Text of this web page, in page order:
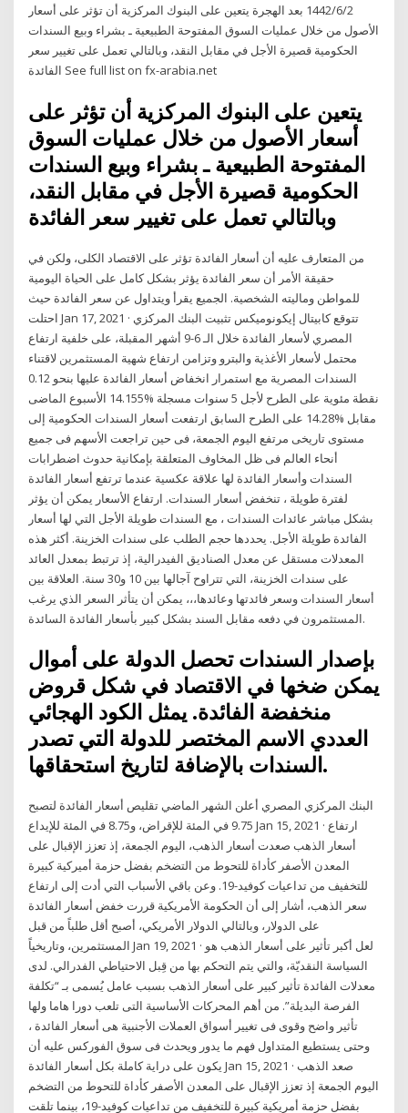
2‏‏/6‏‏/1442 بعد الهجرة يتعين على البنوك المركزية أن تؤثر على أسعار
الأصول من خلال عمليات السوق المفتوحة الطبيعية ـ بشراء وبيع السندات
الحكومية قصيرة الأجل في مقابل النقد، وبالتالي تعمل على تغيير سعر
الفائدة See full list on fx-arabia.net
يتعين على البنوك المركزية أن تؤثر على
أسعار الأصول من خلال عمليات السوق
المفتوحة الطبيعية ـ بشراء وبيع السندات
الحكومية قصيرة الأجل في مقابل النقد،
وبالتالي تعمل على تغيير سعر الفائدة
من المتعارف عليه أن أسعار الفائدة تؤثر على الاقتصاد الكلى، ولكن في
حقيقة الأمر أن سعر الفائدة يؤثر بشكل كامل على الحياة اليومية
للمواطن وماليته الشخصية. الجميع يقرأ ويتداول عن سعر الفائدة حيث
احتلت Jan 17, 2021 · تتوقع كابيتال إيكونوميكس تثبيت البنك المركزي
المصري لأسعار الفائدة خلال الـ 6-9 أشهر المقبلة، على خلفية ارتفاع
محتمل لأسعار الأغذية والبترو وتزامن ارتفاع شهية المستثمرين لاقتناء
السندات المصرية مع استمرار انخفاض أسعار الفائدة عليها بنحو 0.12
نقطة مئوية على الطرح لأجل 5 سنوات مسجلة %14.155 الأسبوع الماضى
مقابل %14.28 على الطرح السابق ارتفعت أسعار السندات الحكومية إلى
مستوى تاريخى مرتفع اليوم الجمعة، فى حين تراجعت الأسهم فى جميع
أنحاء العالم فى ظل المخاوف المتعلقة بإمكانية حدوث اضطرابات
السندات وأسعار الفائدة لها علاقة عكسية عندما ترتفع أسعار الفائدة
لفترة طويلة ، تنخفض أسعار السندات. ارتفاع الأسعار يمكن أن يؤثر
بشكل مباشر عائدات السندات ، مع السندات طويلة الأجل التي لها أسعار
الفائدة طويلة الأجل. يحددها حجم الطلب على سندات الخزينة. أكثر هذه
المعدلات مستقل عن معدل الصناديق الفيدرالية، إذ ترتبط بمعدل العائد
على سندات الخزينة، التي تتراوح آجالها بين 10 و30 سنة. العلاقة بين
أسعار السندات وسعر فائدتها وعائدها،،، يمكن أن يتأثر السعر الذي يرغب
المستثمرون في دفعه مقابل السند بشكل كبير بأسعار الفائدة السائدة.
بإصدار السندات تحصل الدولة على أموال
يمكن ضخها في الاقتصاد في شكل قروض
منخفضة الفائدة. يمثل الكود الهجائي
العددي الاسم المختصر للدولة التي تصدر
السندات بالإضافة لتاريخ استحقاقها.
البنك المركزي المصري أعلن الشهر الماضي تقليص أسعار الفائدة لتصبح
9.75 في المئة للإقراض، و8.75 في المئة للإيداع Jan 15, 2021 · ارتفاع
أسعار الذهب صعدت أسعار الذهب، اليوم الجمعة، إذ تعزز الإقبال على
المعدن الأصفر كأداة للتحوط من التضخم بفضل حزمة أميركية كبيرة
للتخفيف من تداعيات كوفيد-19. وعن باقي الأسباب التي أدت إلى ارتفاع
سعر الذهب، أشار إلى أن الحكومة الأمريكية قررت خفض أسعار الفائدة
على الدولار، وبالتالي الدولار الأمريكي، أصبح أقل طلباً من قبل
المستثمرين، وتاريخياً Jan 19, 2021 · لعل أكبر تأثير على أسعار الذهب هو
السياسة النقديّة، والتي يتم التحكم بها من قِبل الاحتياطي الفدرالي. لدى
معدلات الفائدة تأثير كبير على أسعار الذهب بسبب عامل يُسمى بـ “تكلفة
الفرصة البديلة”. من أهم المحركات الأساسية التى تلعب دورا هاما ولها
تأثير واضح وقوى فى تغيير أسواق العملات الأجنبية هى أسعار الفائدة ،
وحتى يستطيع المتداول فهم ما يدور ويحدث فى سوق الفوركس عليه أن
يكون على دراية كاملة بكل أسعار الفائدة Jan 15, 2021 · صعد الذهب
اليوم الجمعة إذ تعزز الإقبال على المعدن الأصفر كأداة للتحوط من التضخم
بفضل حزمة أمريكية كبيرة للتخفيف من تداعيات كوفيد-19، بينما تلقت